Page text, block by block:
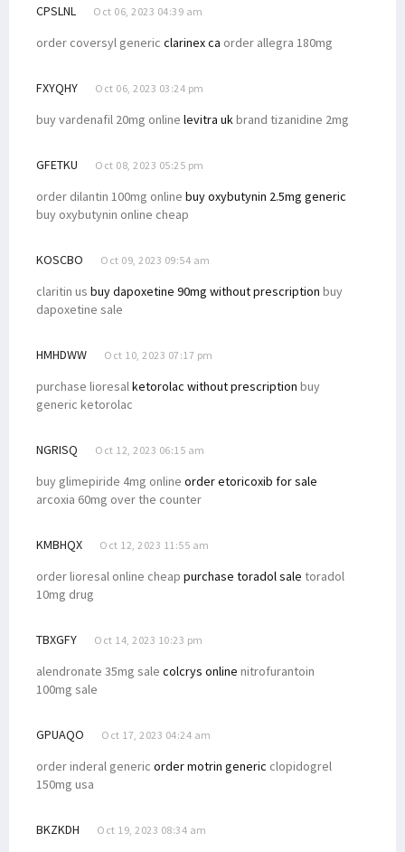
CPSLNL Oct 06, 2023 04:39 am
order coversyl generic clarinex ca order allegra 180mg
FXYQHY Oct 06, 2023 03:24 pm
buy vardenafil 20mg online levitra ukbrand tizanidine 2mg
GFETKU Oct 08, 2023 05:25 pm
order dilantin 100mg online buy oxybutynin 2.5mg generic
buy oxybutynin online cheap
KOSCBO Oct 09, 2023 09:54 am
claritin us buy dapoxetine 90mg without prescription buy
dapoxetine sale
HMHDWW Oct 10, 2023 07:17 pm
purchase lioresalketorolac without prescription buy
generic ketorolac
NGRISQ Oct 12, 2023 06:15 am
buy glimepiride 4mg online order etoricoxib for sale
arcoxia 60mg over the counter
KMBHQX Oct 12, 2023 11:55 am
order lioresal online cheap purchase toradol sale toradol
10mg drug
TBXGFY Oct 14, 2023 10:23 pm
alendronate 35mg sale colcrys online nitrofurantoin
100mg sale
GPUAQO Oct 17, 2023 04:24 am
order inderal generic order motrin generic clopidogrel
150mg usa
BKZKDH Oct 19, 2023 08:34 am